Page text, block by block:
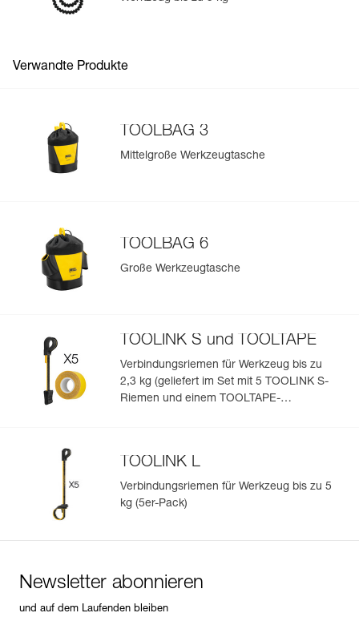
automatisch hochgeladen.
Sehen Sie sich die Geschichte eines Produkts ab dem
Herstellungsdatum an.
Verwandte Produkte
TOOLBAG 3
Mittelgroße Werkzeugtasche
TOOLBAG 6
Große Werkzeugtasche
TOOLINK S und TOOLTAPE
Verbindungsriemen für Werkzeug bis zu
2,3 kg (geliefert im Set mit 5 TOOLINK S-
Riemen und einem TOOLTAPE-
TOOLINK L
Verbindungsriemen für Werkzeug bis zu 5
kg (5er-Pack)
Newsletter abonnieren
und auf dem Laufenden bleiben